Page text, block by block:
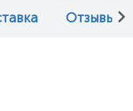
Отзывы (0)